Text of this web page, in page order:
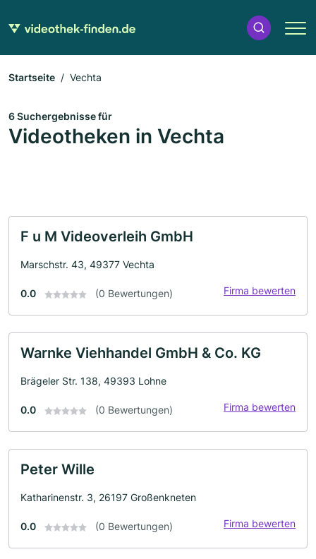
Startseite Vechta
6 Suchergebnisse für
Videotheken in Vechta
F u M Videoverleih GmbH
Marschstr. 43, 49377 Vechta
0.0 (0 Bewertungen) Firma bewerten
Warnke Viehhandel GmbH & Co. KG
Brägeler Str. 138, 49393 Lohne
0.0 (0 Bewertungen) Firma bewerten
Peter Wille
Katharinenstr. 3, 26197 Großenkneten
0.0 (0 Bewertungen) Firma bewerten